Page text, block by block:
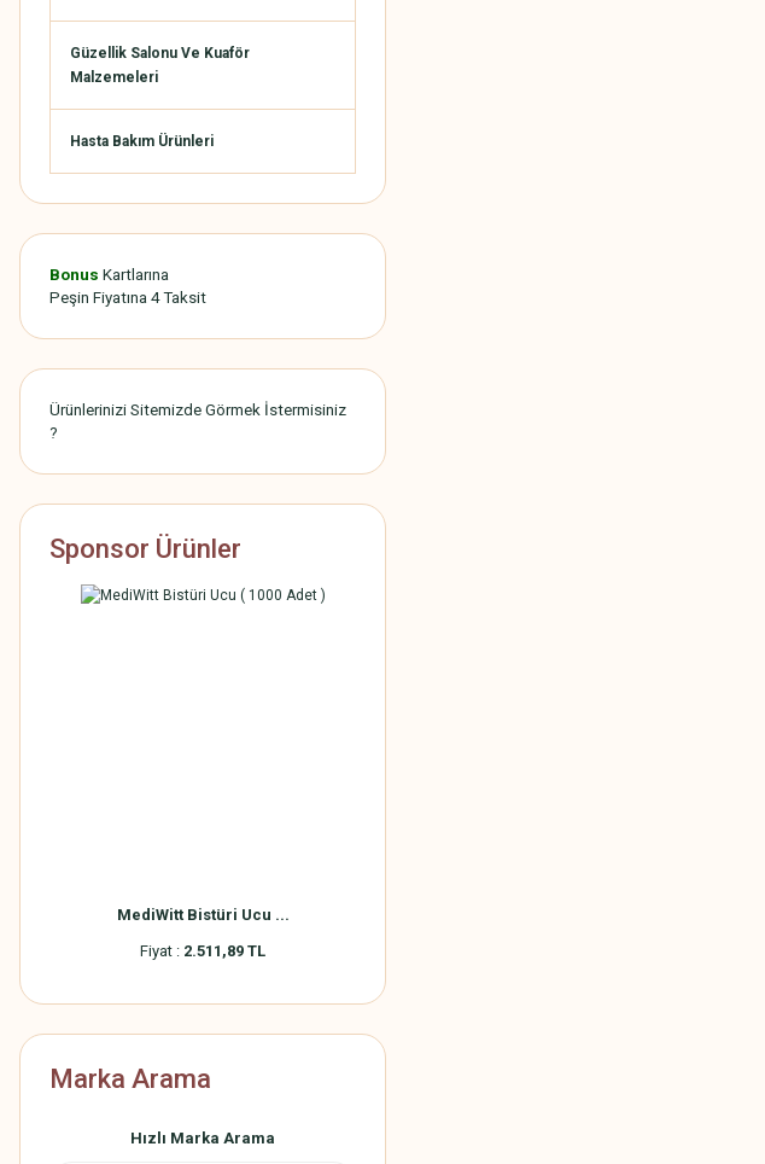
Güzellik Salonu Ve Kuaför
Malzemeleri
Hasta Bakım Ürünleri
Bonus Kartlarına
Peşin Fiyatına 4 Taksit
Ürünlerinizi Sitemizde Görmek İstermisiniz
?
Sponsor Ürünler
MediWitt Bistüri Ucu ...
Fiyat : 2.511,89 TL
Marka Arama
Hızlı Marka Arama